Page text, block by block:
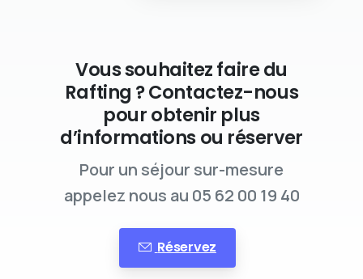
Vous souhaitez faire du
Rafting ? Contactez-nous
pour obtenir plus
d’informations ou réserver
Pour un séjour sur-mesure
appelez nous au 05 62 00 19 40
Réservez